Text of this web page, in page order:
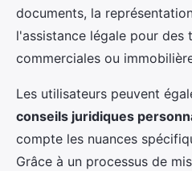
documents, la
l'assistance légale pour des
commerciales ou
Les utilisateurs peuvent
conseils juridiques
compte les nuances
Grâce à un processus de